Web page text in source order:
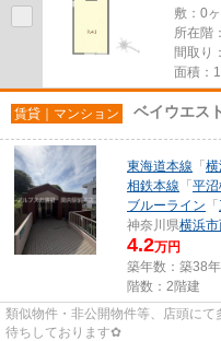
敷：0
所在階
間取り
面積：
賃貸｜マンション ベイウエス
東海道本線 「
相鉄本線 「 平
ブルーライン 「
神奈川県横浜市
4.2万円
築年数：築38年
階数：2階建
類似物件・非公開物件等、店頭に
待ちしております✿